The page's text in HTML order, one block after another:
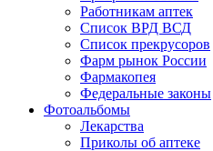
Работникам аптек
Список ВРД ВСД
Список прекрусоров
Фарм рынок России
Фармакопея
Федеральные законы
Фотоальбомы
Лекарства
Приколы об аптеке